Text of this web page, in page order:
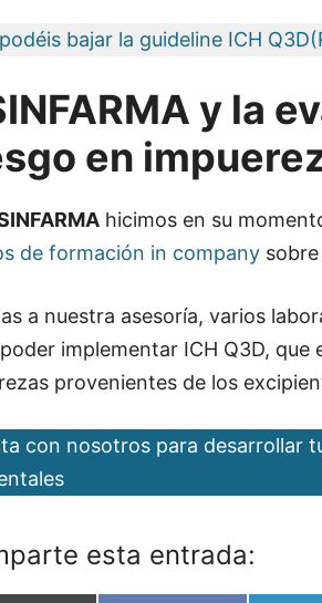
bajar la guideline ICH
y la
en
hicimos en su
de formación in company
a nuestra asesoría, varios
implementar ICH Q3D,
provenientes de los
con nosotros para desarrollar
esta entrada: